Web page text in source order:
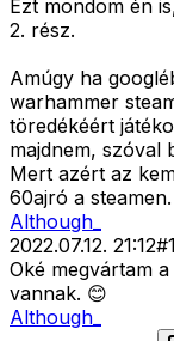
Ezt mondom én
2. rész.
Amúgy ha
warhammer
töredékéért
majdnem, szóval
Mert azért az
60ajró a steamen.
Although_
2022.07.12. 21:12#
Oké megvártam
vannak. 😊
Although_